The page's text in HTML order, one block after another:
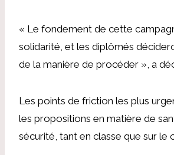
« Le fondement de cette
solidarité, et les diplômés
de la manière de procéder », a
Les points de friction les plus
les propositions en matière de
sécurité, tant en classe que sur le